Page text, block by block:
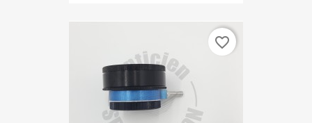
favorite_border